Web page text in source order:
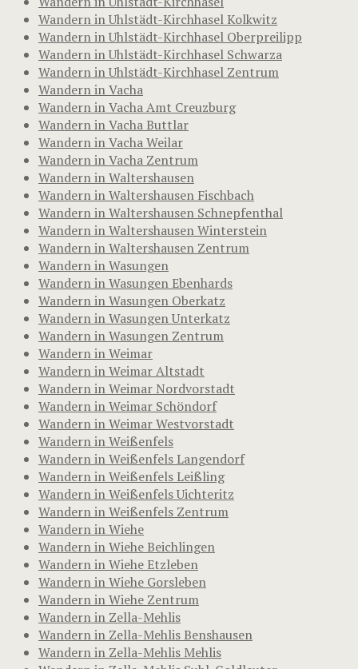
Wandern in Uhlstädt-Kirchhasel Kolkwitz
Wandern in Uhlstädt-Kirchhasel Oberpreilipp
Wandern in Uhlstädt-Kirchhasel Schwarza
Wandern in Uhlstädt-Kirchhasel Zentrum
Wandern in Vacha
Wandern in Vacha Amt Creuzburg
Wandern in Vacha Buttlar
Wandern in Vacha Weilar
Wandern in Vacha Zentrum
Wandern in Waltershausen
Wandern in Waltershausen Fischbach
Wandern in Waltershausen Schnepfenthal
Wandern in Waltershausen Winterstein
Wandern in Waltershausen Zentrum
Wandern in Wasungen
Wandern in Wasungen Ebenhards
Wandern in Wasungen Oberkatz
Wandern in Wasungen Unterkatz
Wandern in Wasungen Zentrum
Wandern in Weimar
Wandern in Weimar Altstadt
Wandern in Weimar Nordvorstadt
Wandern in Weimar Schöndorf
Wandern in Weimar Westvorstadt
Wandern in Weißenfels
Wandern in Weißenfels Langendorf
Wandern in Weißenfels Leißling
Wandern in Weißenfels Uichteritz
Wandern in Weißenfels Zentrum
Wandern in Wiehe
Wandern in Wiehe Beichlingen
Wandern in Wiehe Etzleben
Wandern in Wiehe Gorsleben
Wandern in Wiehe Zentrum
Wandern in Zella-Mehlis
Wandern in Zella-Mehlis Benshausen
Wandern in Zella-Mehlis Mehlis